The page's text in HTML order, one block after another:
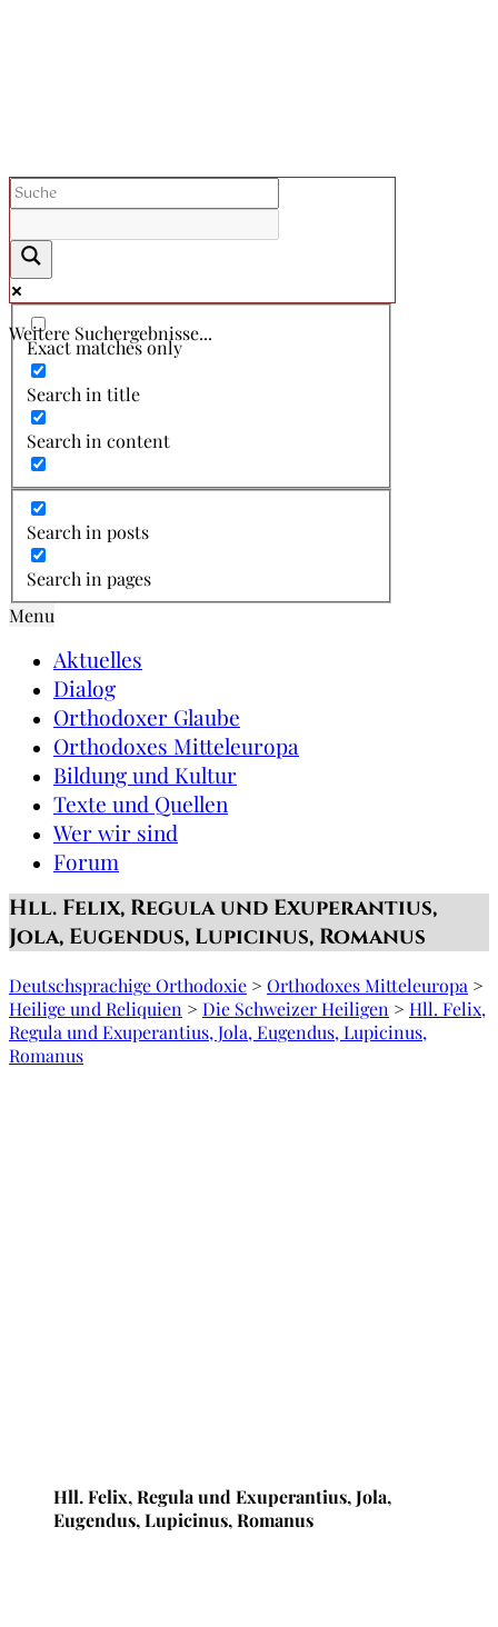
Weitere Suchergebnisse...
Exact matches only
Search in title
Search in content
Search in posts
Search in pages
Menu
Aktuelles
Dialog
Orthodoxer Glaube
Orthodoxes Mitteleuropa
Bildung und Kultur
Texte und Quellen
Wer wir sind
Forum
Hll. Felix, Regula und Exuperantius,
Jola, Eugendus, Lupicinus, Romanus
Deutschsprachige Orthodoxie > Orthodoxes Mitteleuropa >
Heilige und Reliquien > Die Schweizer Heiligen > Hll. Felix,
Regula und Exuperantius, Jola, Eugendus, Lupicinus,
Romanus
Hll. Felix, Regula und Exuperantius, Jola,
Eugendus, Lupicinus, Romanus